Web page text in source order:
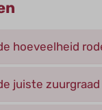
hoeveelheid
juiste